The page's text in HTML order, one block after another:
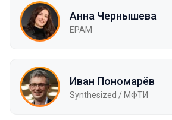
Анна Чернышева
EPAM
Иван Пономарёв
Synthesized / МФТИ